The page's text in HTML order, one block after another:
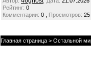
Рейтинг: 0
Комментарии: 0 , Просмотров: 25
Главная страница > Остальной